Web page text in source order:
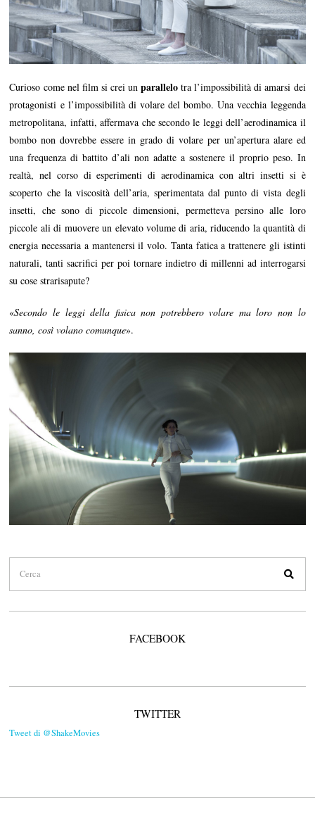
Curioso come nel film si crei unparallelo tra l’impossibilità di amarsi dei
protagonisti e l’impossibilità di volare del bombo. Una vecchia leggenda
metropolitana, infatti, affermava che secondo le leggi dell’aerodinamica il
bombo non dovrebbe essere in grado di volare per un’apertura alare ed
una frequenza di battito d’ali non adatte a sostenere il proprio peso. In
realtà, nel corso di esperimenti di aerodinamica con altri insetti si è
scoperto che la viscosità dell’aria, sperimentata dal punto di vista degli
insetti, che sono di piccole dimensioni, permetteva persino alle loro
piccole ali di muovere un elevato volume di aria, riducendo la quantità di
energia necessaria a mantenersi il volo. Tanta fatica a trattenere gli istinti
naturali, tanti sacrifici per poi tornare indietro di millenni ad interrogarsi
su cose strarisapute?
«Secondo le leggi della fisica non potrebbero volare ma loro non lo
sanno, così volano comunque».
FACEBOOK
TWITTER
Tweet di @ShakeMovies